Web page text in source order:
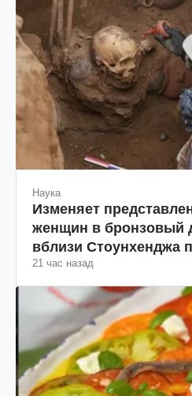
Наука
Изменяет
женщин в бронзовый
вблизи Стоунхенджа
(фото)
21 час назад